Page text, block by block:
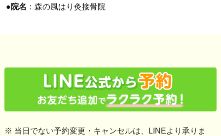
●院名 ：森の風はり灸接骨院
※ 当日でない予約変更・キャンセルは、LINEより承りま